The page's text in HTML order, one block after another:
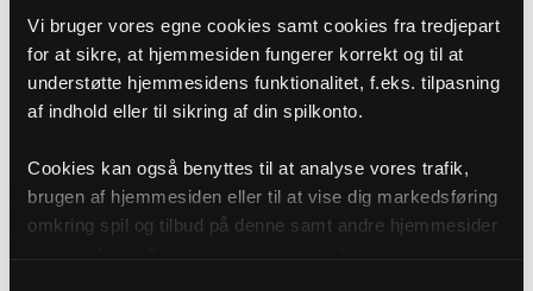
Vi bruger vores egne cookies samt cookies fra tredjepart
for at sikre, at hjemmesiden fungerer korrekt og til at
understøtte hjemmesidens funktionalitet, f.eks. tilpasning
af indhold eller til sikring af din spilkonto.
Cookies kan også benyttes til at analyse vores trafik,
brugen af hjemmesiden eller til at vise dig markedsføring
omkring spil og tilbud på denne samt andre hjemmesider